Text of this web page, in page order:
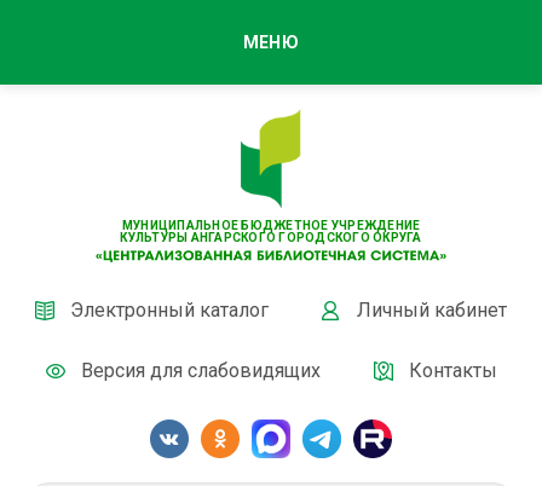
МУНИЦИПАЛЬНОЕ БЮДЖЕТНОЕ УЧРЕЖДЕНИЕ
КУЛЬТУРЫ АНГАРСКОГО ГОРОДСКОГО ОКРУГА
Электронный каталог Личный кабинет
Версия для слабовидящих Контакты
МЕНЮ